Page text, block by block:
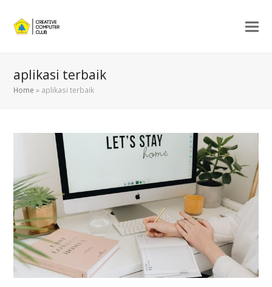
aplikasi terbaik
Home » aplikasi terbaik